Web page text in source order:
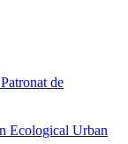
de
Ecological Urban